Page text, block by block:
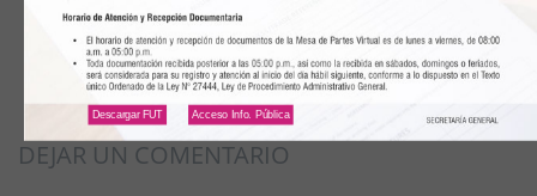
DEJAR UN COMENTARIO
Descargar FUT Acceso Info. Pública